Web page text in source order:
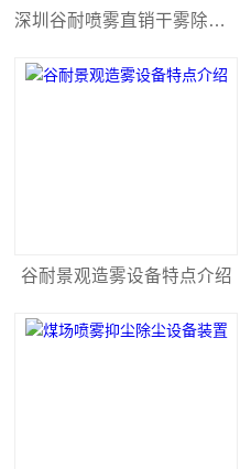
深圳谷耐喷雾直销干雾除尘设备
谷耐景观造雾设备特点介绍